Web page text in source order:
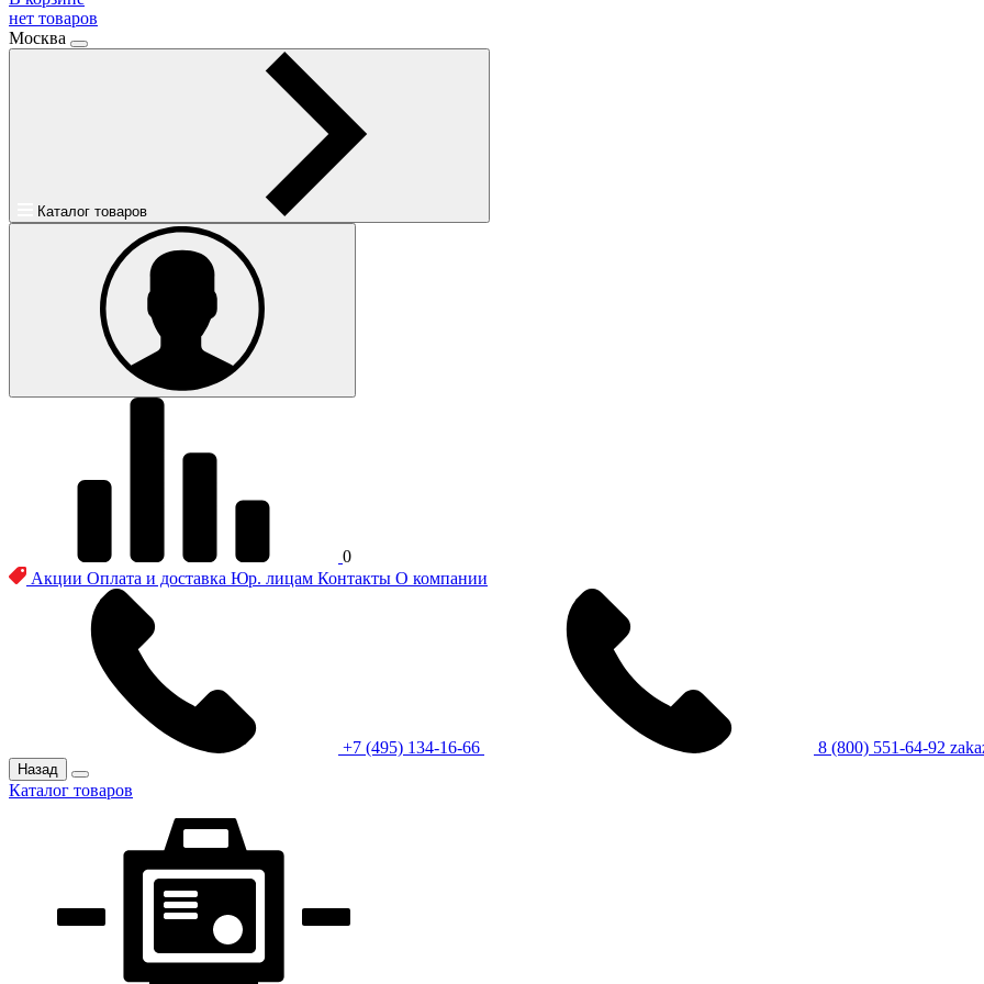
нет товаров
Москва
Каталог товаров
0
Акции Оплата и доставка Юр. лицам Контакты О компании
+7 (495) 134-16-66 8 (800) 551-64-92
Назад
Каталог товаров